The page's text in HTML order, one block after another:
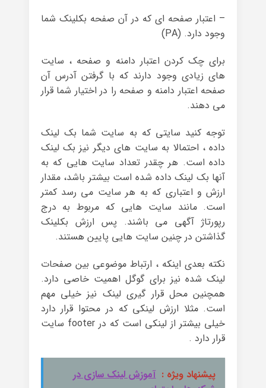
– اعتبار صفحه ای که در آن صفحه بکلینک شما
وجود دارد. (PA)
برای چک کردن اعتبار دامنه و صفحه ، سایت
های زیادی وجود دارند که با گرفتن آدرس آن
صفحه اعتبار دامنه و صفحه را در اختیار شما قرار
می دهند.
توجه کنید سایتی که به سایت شما بک لینک
داده ، احتمالا به سایت های دیگر نیز بک لینک
داده است. هر چقدر تعداد سایت هایی که به
آنها بک لینک داده شده است بیشتر باشد، مقدار
ارزش و اعتباری که به هر سایت می رسد کمتر
است. مانند سایت هایی که مربوط به درج
رپورتاژ آگهی می باشند. پس ارزش بکلینک
گذاشتن در چنین سایت هایی پایین هستند.
نکته بعدی اینکه ، ارتباط موضوعی بین صفحات
لینک شده نیز برای گوگل اهمیت خاصی دارد.
همچنین محل قرار گیری لینک نیز خیلی مهم
است. مثلا ارزش لینکی که در محتوا قرار دارد
خیلی بیشتر از لینکی است که در footer سایت
قرار دارد .
پیشنهاد ویژه : آموزش لینک سازی در